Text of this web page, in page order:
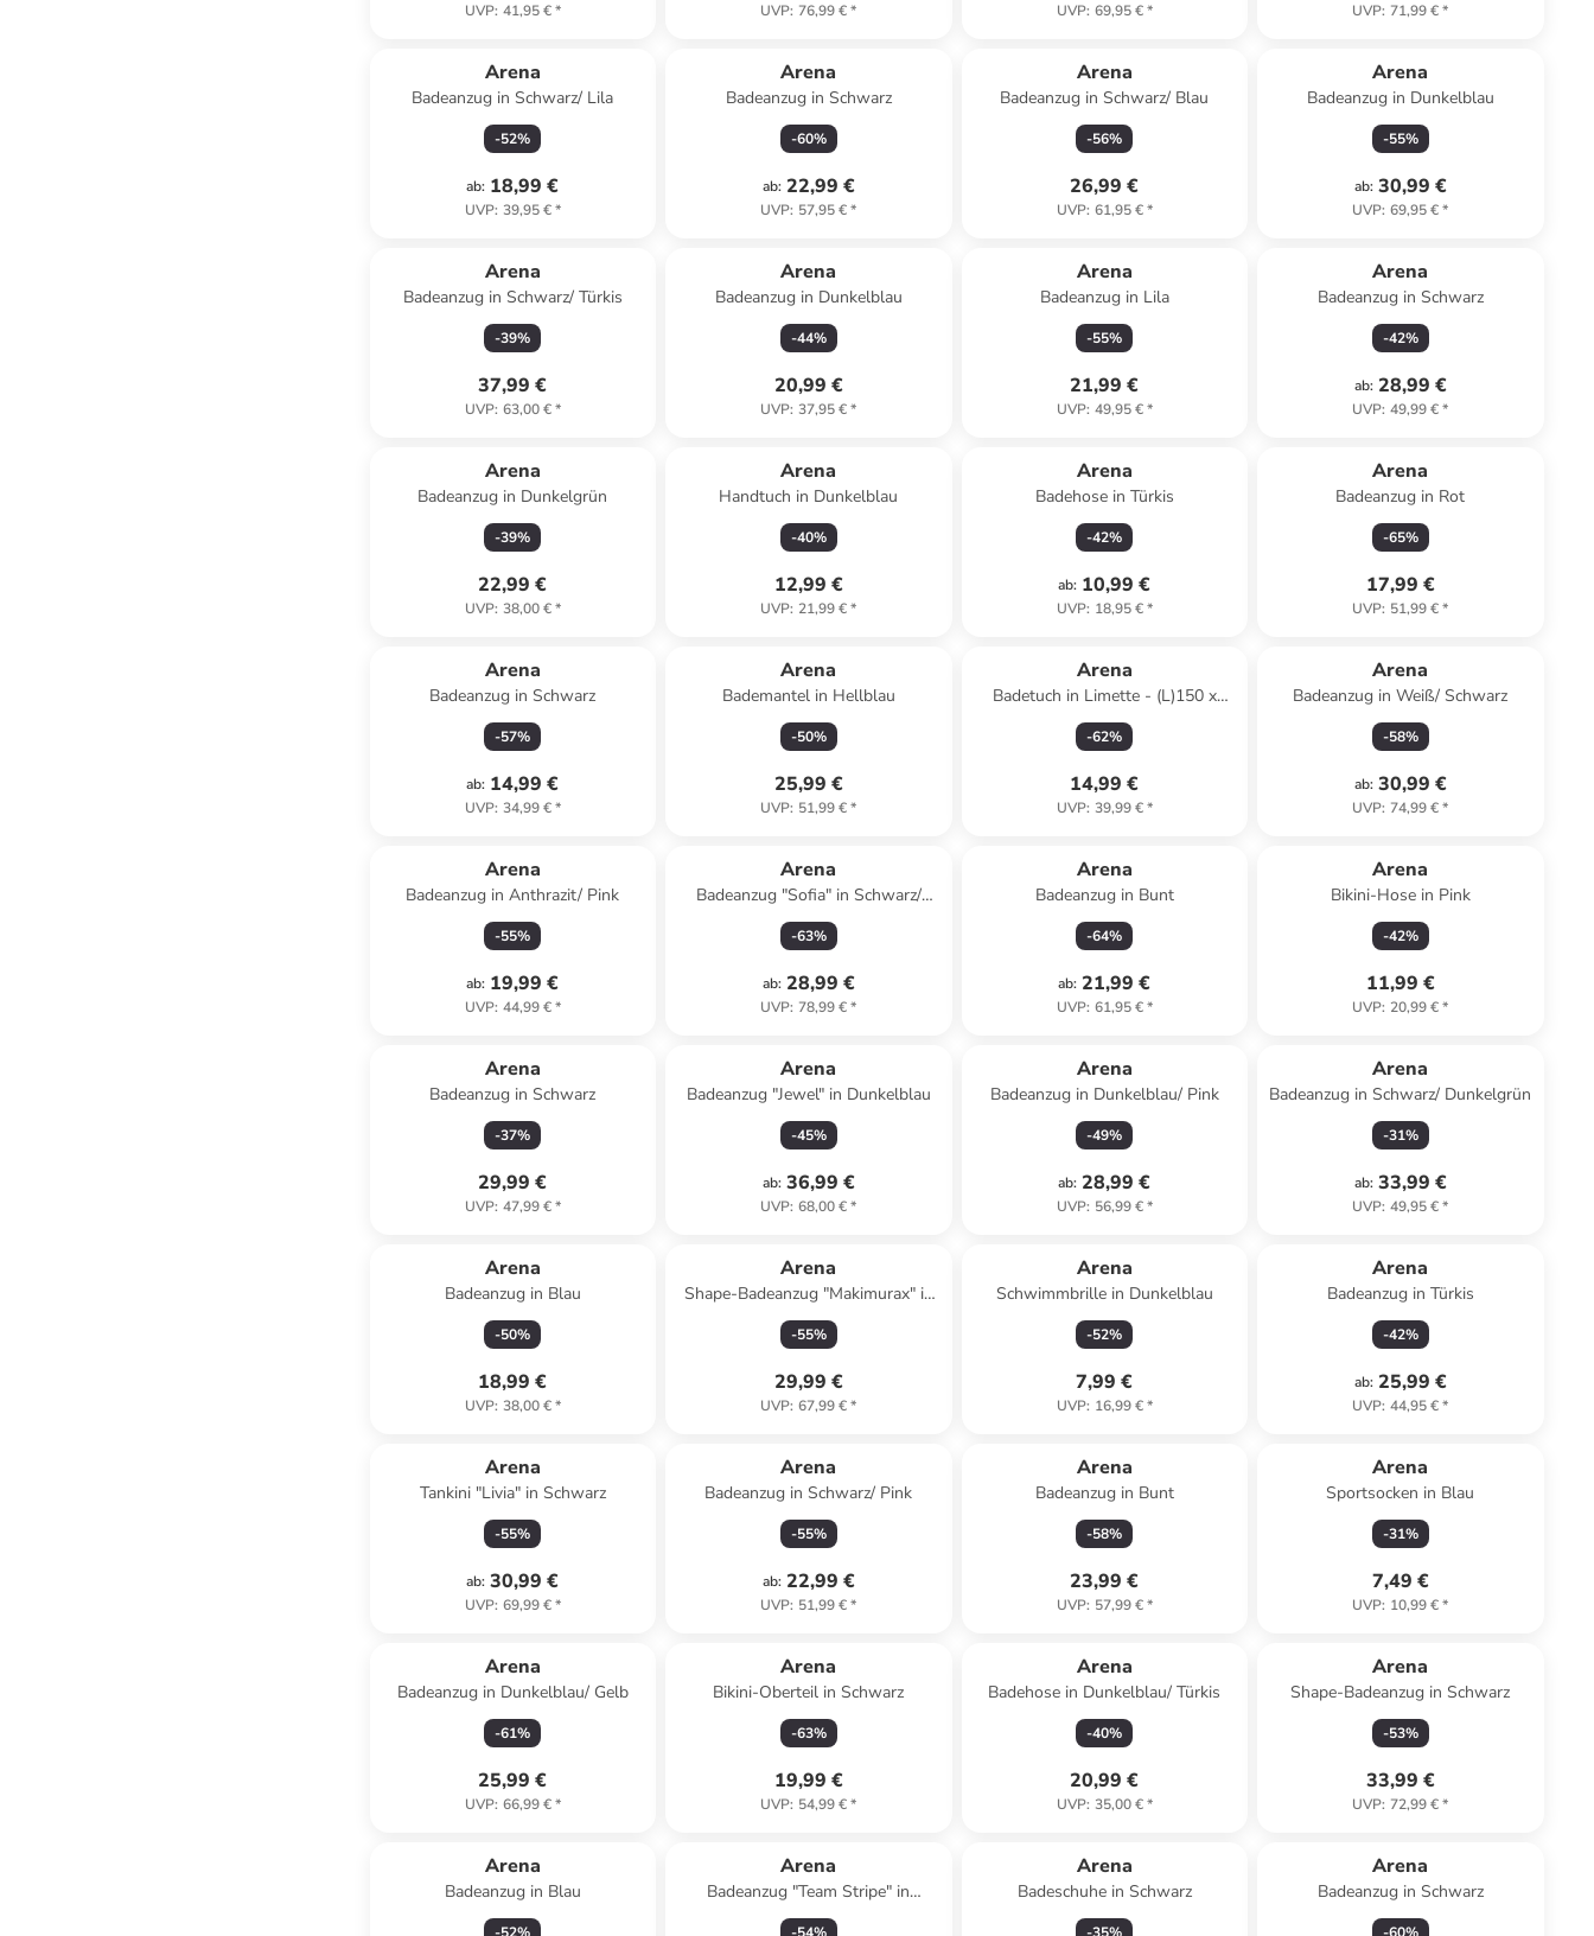
UVP: 41,95 €* UVP: 76,99 €* UVP: 69,95 €* UVP: 71,99 €*
Arena
Badeanzug in Schwarz/ Lila
-52%
ab: 18,99 €
UVP: 39,95 €*
Arena
Badeanzug in Schwarz
-60%
ab: 22,99 €
UVP: 57,95 €*
Arena
Badeanzug in Schwarz/ Blau
-56%
26,99 €
UVP: 61,95 €*
Arena
Badeanzug in Dunkelblau
-55%
ab: 30,99 €
UVP: 69,95 €*
Arena
Badeanzug in Schwarz/ Türkis
-39%
37,99 €
UVP: 63,00 €*
Arena
Badeanzug in Dunkelblau
-44%
20,99 €
UVP: 37,95 €*
Arena
Badeanzug in Lila
-55%
21,99 €
UVP: 49,95 €*
Arena
Badeanzug in Schwarz
-42%
ab: 28,99 €
UVP: 49,99 €*
Arena
Badeanzug in Dunkelgrün
-39%
22,99 €
UVP: 38,00 €*
Arena
Handtuch in Dunkelblau
-40%
12,99 €
UVP: 21,99 €*
Arena
Badehose in Türkis
-42%
ab: 10,99 €
UVP: 18,95 €*
Arena
Badeanzug in Rot
-65%
17,99 €
UVP: 51,99 €*
Arena
Badeanzug in Schwarz
-57%
ab: 14,99 €
UVP: 34,99 €*
Arena
Bademantel in Hellblau
-50%
25,99 €
UVP: 51,99 €*
Arena
Badetuch in Limette - (L)150 x
(B)90 cm
-62%
14,99 €
UVP: 39,99 €*
Arena
Badeanzug in Weiß/ Schwarz
-58%
ab: 30,99 €
UVP: 74,99 €*
Arena
Badeanzug in Anthrazit/ Pink
-55%
ab: 19,99 €
UVP: 44,99 €*
Arena
Badeanzug "Sofia" in Schwarz/
Weiß
-63%
ab: 28,99 €
UVP: 78,99 €*
Arena
Badeanzug in Bunt
-64%
ab: 21,99 €
UVP: 61,95 €*
Arena
Bikini-Hose in Pink
-42%
11,99 €
UVP: 20,99 €*
Arena
Badeanzug in Schwarz
-37%
29,99 €
UVP: 47,99 €*
Arena
Badeanzug "Jewel" in Dunkelblau
-45%
ab: 36,99 €
UVP: 68,00 €*
Arena
Badeanzug in Dunkelblau/ Pink
-49%
ab: 28,99 €
UVP: 56,99 €*
Arena
Badeanzug in Schwarz/ Dunkelgrün
-31%
ab: 33,99 €
UVP: 49,95 €*
Arena
Badeanzug in Blau
-50%
18,99 €
UVP: 38,00 €*
Arena
Shape-Badeanzug "Makimurax" in
Schwarz
-55%
29,99 €
UVP: 67,99 €*
Arena
Schwimmbrille in Dunkelblau
-52%
7,99 €
UVP: 16,99 €*
Arena
Badeanzug in Türkis
-42%
ab: 25,99 €
UVP: 44,95 €*
Arena
Tankini "Livia" in Schwarz
-55%
ab: 30,99 €
UVP: 69,99 €*
Arena
Badeanzug in Schwarz/ Pink
-55%
ab: 22,99 €
UVP: 51,99 €*
Arena
Badeanzug in Bunt
-58%
23,99 €
UVP: 57,99 €*
Arena
Sportsocken in Blau
-31%
7,49 €
UVP: 10,99 €*
Arena
Badeanzug in Dunkelblau/ Gelb
-61%
25,99 €
UVP: 66,99 €*
Arena
Bikini-Oberteil in Schwarz
-63%
19,99 €
UVP: 54,99 €*
Arena
Badehose in Dunkelblau/ Türkis
-40%
20,99 €
UVP: 35,00 €*
Arena
Shape-Badeanzug in Schwarz
-53%
33,99 €
UVP: 72,99 €*
Arena
Badeanzug in Blau
Arena
Badeanzug "Team Stripe" in
Schwarz
Arena
Badeschuhe in Schwarz
Arena
Badeanzug in Schwarz